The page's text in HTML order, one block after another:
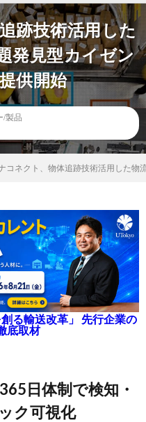
跡技術活用した
発見型カイゼン
供開始
/製品
コネクト、物体追跡技術活用した物
る輸送改革」 先行企業の
底取材
ク可視化